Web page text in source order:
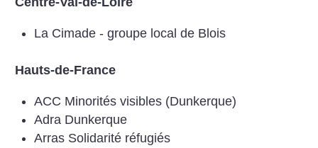
La Cimade - groupe local de Blois
Hauts-de-France
ACC Minorités visibles (Dunkerque)
Adra Dunkerque
Arras Solidarité réfugiés